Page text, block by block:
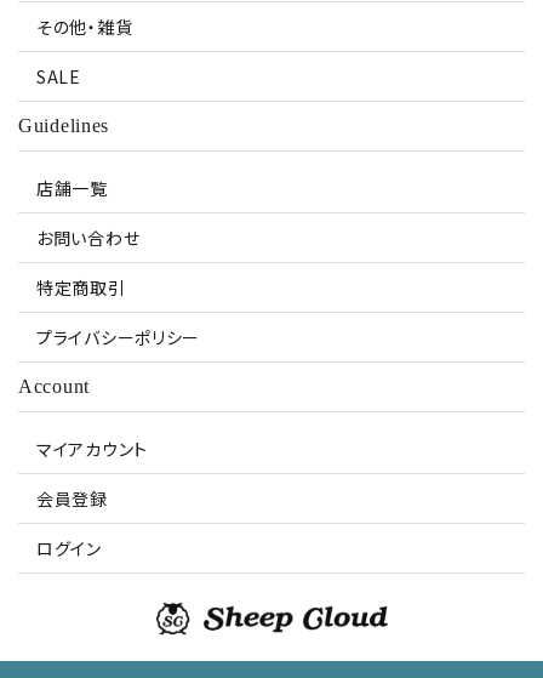
その他・雑貨
SALE
Guidelines
店舗一覧
お問い合わせ
特定商取引
プライバシーポリシー
Account
マイアカウント
会員登録
ログイン